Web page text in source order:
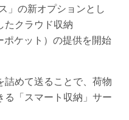
」の新オプションとし
たクラウド収納
ポケット）の提供を開始
めて送ることで、荷物
る「スマート収納」サー